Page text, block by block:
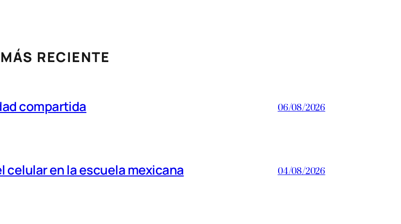
RECIENTE
compartida 06/08/2026
en la escuela mexicana 04/08/2026